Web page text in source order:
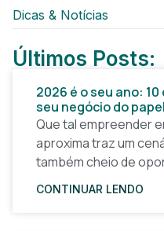
Dicas & Notícias
Últimos Posts:
2026 é o seu ano:
seu negócio do papel
Que tal empreender
aproxima traz um
também cheio de
quer tirar uma ideia
CONTINUAR LENDO